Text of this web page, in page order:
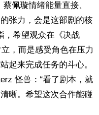
佩璇情绪能量直接、
张力，会是这部剧的核
，希望观众在《决战
，而是感受角色在压力
起来完成任务的斗心。
怪兽：“看了剧本，就
晰。希望这次合作能碰